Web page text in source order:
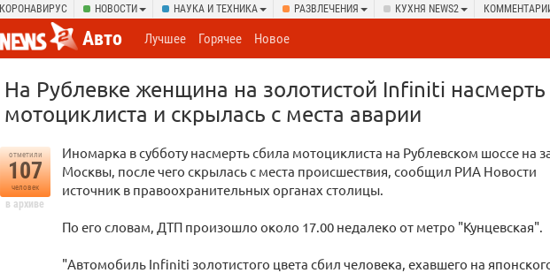
КОРОНАВИРУС НОВОСТИ НАУКА И ТЕХНИКА РАЗВЛЕЧЕНИЯ КУХНЯ NEWS2
Авто Лучшее Горячее Новое
На Рублевке женщина на золотистой Infiniti насмерть
мотоциклиста и скрылась с места аварии
отметили
107
человек
в архиве
Иномарка в субботу насмерть сбила мотоциклиста на Рублевском шоссе на
Москвы, после чего скрылась с места проиcшествия, сообщил РИА Новости
источник в правоохранительных органах столицы.
По его словам, ДТП произошло около 17.00 недалеко от метро "Кунцевская".
"Автомобиль Infiniti золотистого цвета сбил человека, ехавшего на